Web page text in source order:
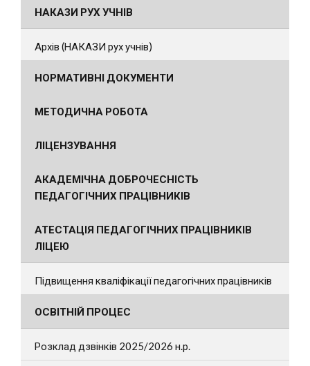
НАКАЗИ РУХ УЧНІВ
Архів (НАКАЗИ рух учнів)
НОРМАТИВНІ ДОКУМЕНТИ
МЕТОДИЧНА РОБОТА
ЛІЦЕНЗУВАННЯ
АКАДЕМІЧНА ДОБРОЧЕСНІСТЬ
ПЕДАГОГІЧНИХ ПРАЦІВНИКІВ
АТЕСТАЦІЯ ПЕДАГОГІЧНИХ ПРАЦІВНИКІВ
ЛІЦЕЮ
Підвищення кваліфікації педагогічних працівників
ОСВІТНІЙ ПРОЦЕС
Розклад дзвінків 2025/2026 н.р.